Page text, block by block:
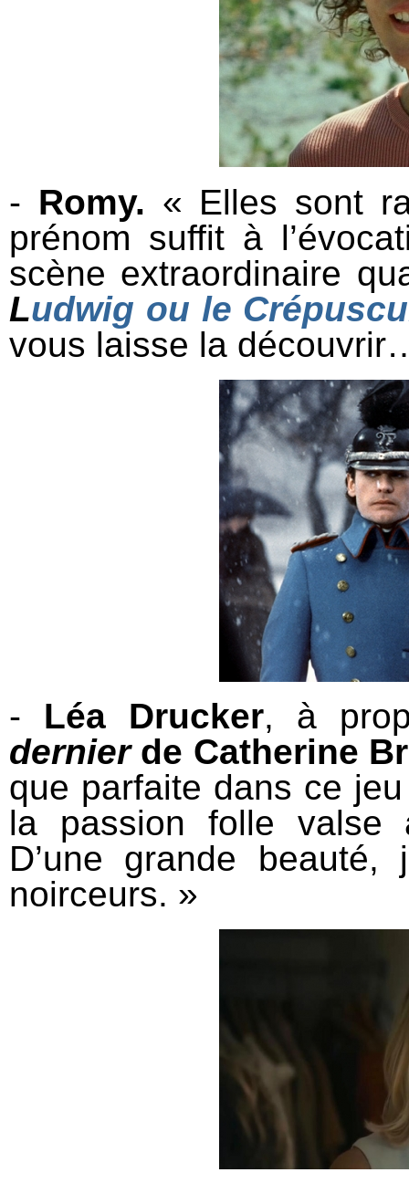
- Romy. « Elles sont
prénom suffit à
scène extraordinaire
Ludwig ou le
vous laisse la
- Léa Drucker, à
dernierde Catherine
que parfaite dans ce
la passion folle valse
D’une grande
noirceurs. »